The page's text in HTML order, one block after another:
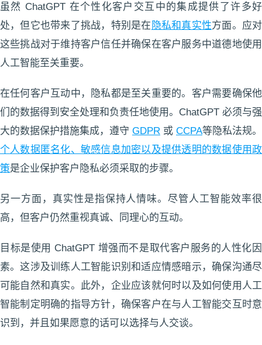
虽然 ChatGPT 在个性化客户交互中的集成提供了许多好
处，但它也带来了挑战，特别是在 隐私和真实性方面。应对
这些挑战对于维持客户信任并确保在客户服务中道德地使用
人工智能至关重要。
在任何客户互动中，隐私都是至关重要的。客户需要确保他
们的数据得到安全处理和负责任地使用。ChatGPT 必须与强
大的数据保护措施集成，遵守 GDPR 或 CCPA等隐私法规。
个人数据匿名化、敏感信息加密以及提供透明的数据使用政
策是企业保护客户隐私必须采取的步骤。
另一方面，真实性是指保持人情味。尽管人工智能效率很
高，但客户仍然重视真诚、同理心的互动。
目标是使用 ChatGPT 增强而不是取代客户服务的人性化因
素。这涉及训练人工智能识别和适应情感暗示，确保沟通尽
可能自然和真实。此外，企业应该就何时以及如何使用人工
智能制定明确的指导方针，确保客户在与人工智能交互时意
识到，并且如果愿意的话可以选择与人交谈。